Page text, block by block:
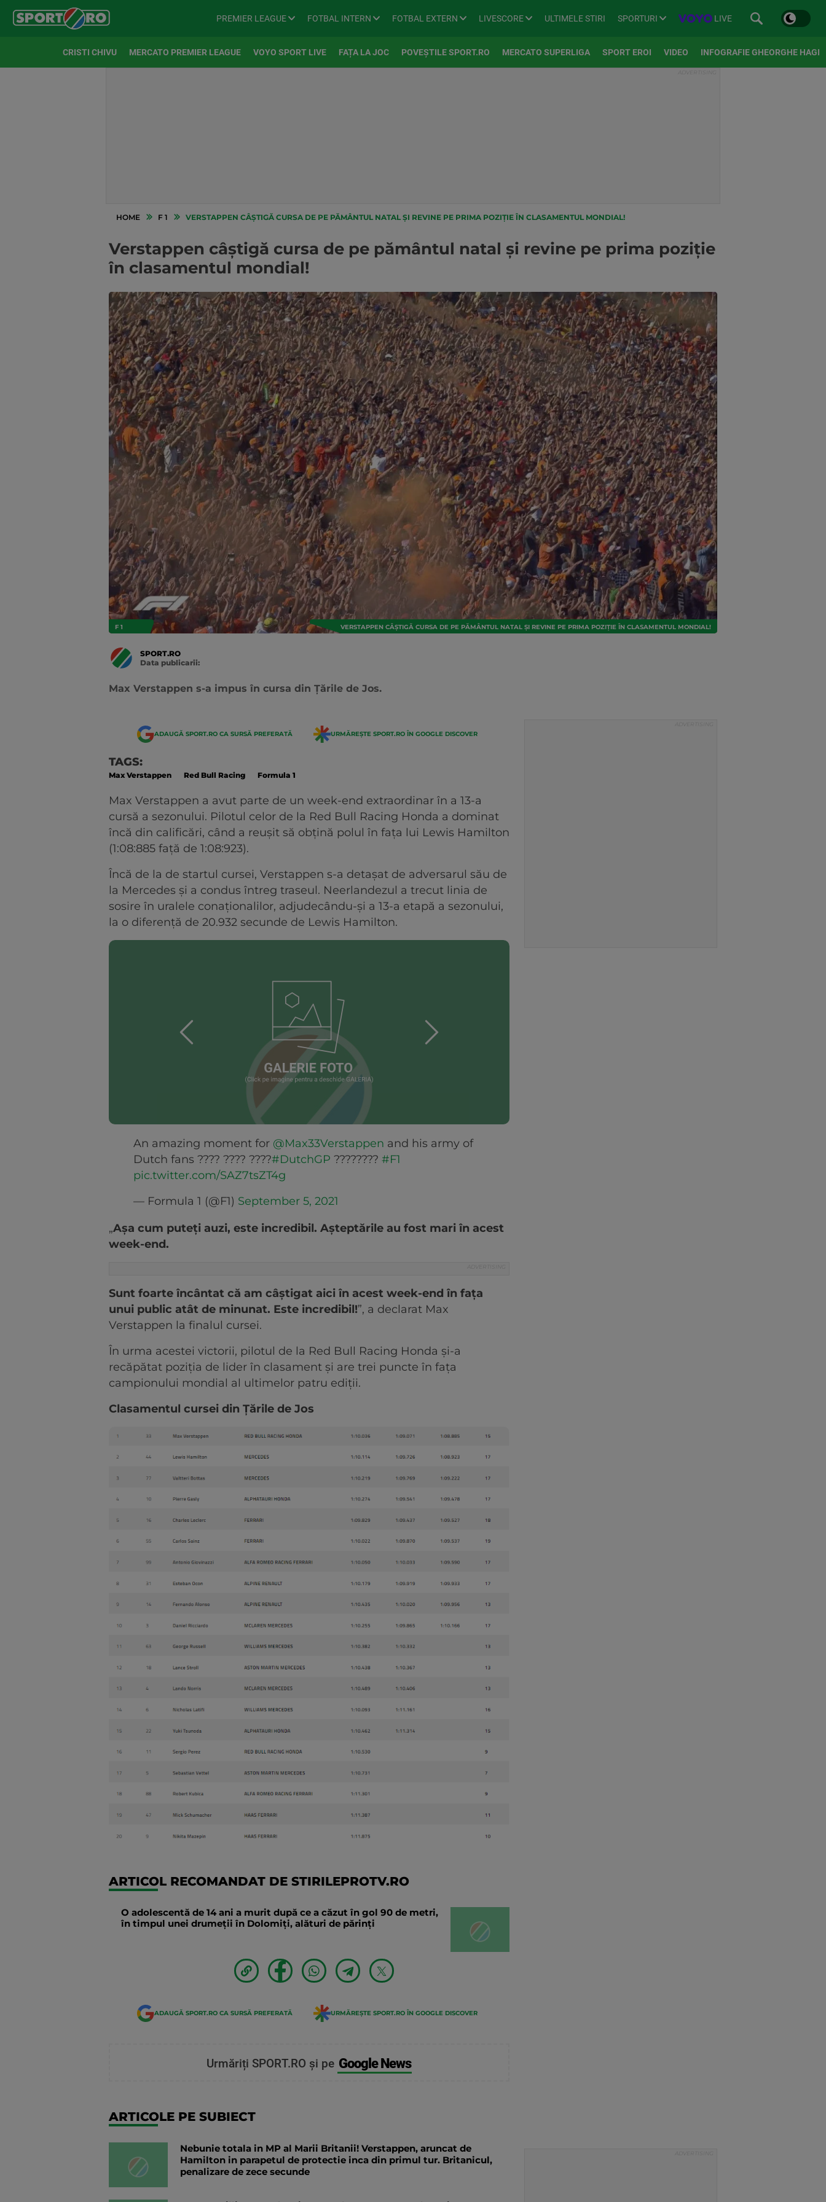
PREMIER LEAGUE FOTBAL INTERN FOTBAL EXTERN LIVESCORE ULTIMELE STIRI SPORTURI LIVE
CRISTI CHIVU MERCATO PREMIER LEAGUE VOYO SPORT LIVE FAȚA LA JOC POVEȘTILE SPORT.RO MERCATO SUPERLIGA SPORT EROI VIDEO INFOGRAFIE GHEORGHE HAGI
HOME F 1 VERSTAPPEN CÂȘTIGĂ CURSA DE PE PĂMÂNTUL NATAL ȘI REVINE PE PRIMA POZIȚIE ÎN CLASAMENTUL MONDIAL!
Verstappen câștigă cursa de pe pământul natal și revine pe prima poziție
în clasamentul mondial!
F 1 VERSTAPPEN CÂȘTIGĂ CURSA DE PE PĂMÂNTUL NATAL ȘI REVINE PE PRIMA POZIȚIE ÎN CLASAMENTUL MONDIAL!
SPORT.RO
Data publicarii:
Max Verstappen s-a impus în cursa din Țările de Jos.
ADAUGĂ SPORT.RO CA SURSĂ PREFERATĂ URMĂREȘTE SPORT.RO ÎN GOOGLE DISCOVER
TAGS:
Max Verstappen Red Bull Racing Formula 1
Max Verstappen a avut parte de un week-end extraordinar în a 13-a
cursă a sezonului. Pilotul celor de la Red Bull Racing Honda a dominat
încă din calificări, când a reușit să obțină polul în fața lui Lewis Hamilton
(1:08:885 față de 1:08:923).
Încă de la de startul cursei, Verstappen s-a detașat de adversarul său de
la Mercedes și a condus întreg traseul. Neerlandezul a trecut linia de
sosire în uralele conaționalilor, adjudecându-și a 13-a etapă a sezonului,
la o diferență de 20.932 secunde de Lewis Hamilton.
An amazing moment for @Max33Verstappen and his army of
Dutch fans ???? ???? ????#DutchGP ???????? #F1
pic.twitter.com/SAZ7tsZT4g
— Formula 1 (@F1) September 5, 2021
„Așa cum puteți auzi, este incredibil. Așteptările au fost mari în acest
week-end.
Sunt foarte încântat că am câștigat aici în acest week-end în fața
unui public atât de minunat. Este incredibil!”, a declarat Max
Verstappen la finalul cursei.
În urma acestei victorii, pilotul de la Red Bull Racing Honda și-a
recăpătat poziția de lider în clasament și are trei puncte în fața
campionului mondial al ultimelor patru ediții.
Clasamentul cursei din Țările de Jos
ARTICOL RECOMANDAT DE STIRILEPROTV.RO
O adolescentă de 14 ani a murit după ce a căzut în gol 90 de metri,
în timpul unei drumeții în Dolomiți, alături de părinți
ADAUGĂ SPORT.RO CA SURSĂ PREFERATĂ URMĂREȘTE SPORT.RO ÎN GOOGLE DISCOVER
Urmăriți SPORT.RO și pe Google News
ARTICOLE PE SUBIECT
Nebunie totala in MP al Marii Britanii! Verstappen, aruncat de
Hamilton in parapetul de protectie inca din primul tur. Britanicul,
penalizare de zece secunde